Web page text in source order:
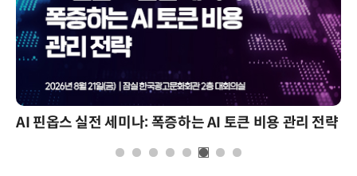
AI 핀옵스 실전 세미나: 폭증하는 AI 토큰 비용 관리 전략